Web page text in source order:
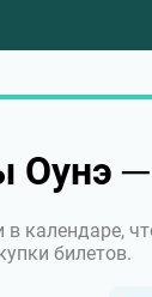
─
в календаре,
билетов.